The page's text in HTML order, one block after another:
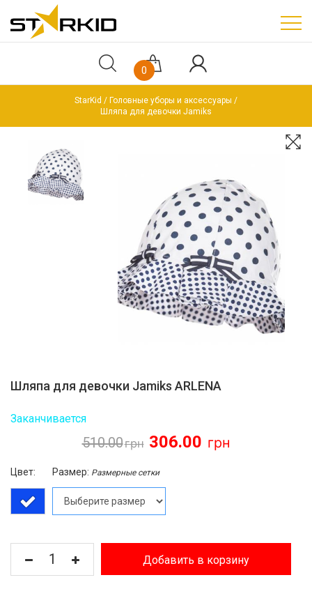
0
StarKid
Головные уборы и аксессуары
Шляпа для девочки Jamiks
Шляпа для девочки Jamiks ARLENA
Заканчивается
510.00 306.00
Цвет: Размер: Размерные сетки
Добавить в корзину